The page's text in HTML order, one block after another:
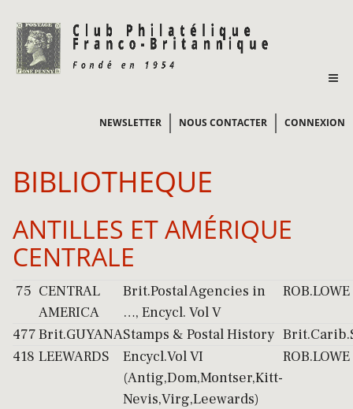
NEWSLETTER NOUS CONTACTER CONNEXION
BIBLIOTHEQUE
ANTILLES ET AMÉRIQUE
CENTRALE
75 CENTRAL
AMERICA
Brit.Postal Agencies in
…, Encycl. Vol V
ROB.LOWE
477Brit.GUYANAStamps & Postal History
418 LEEWARDS
Encycl.Vol VI
(Antig,Dom,Montser,Kitt-
Nevis,Virg,Leewards)
ROB.LOWE